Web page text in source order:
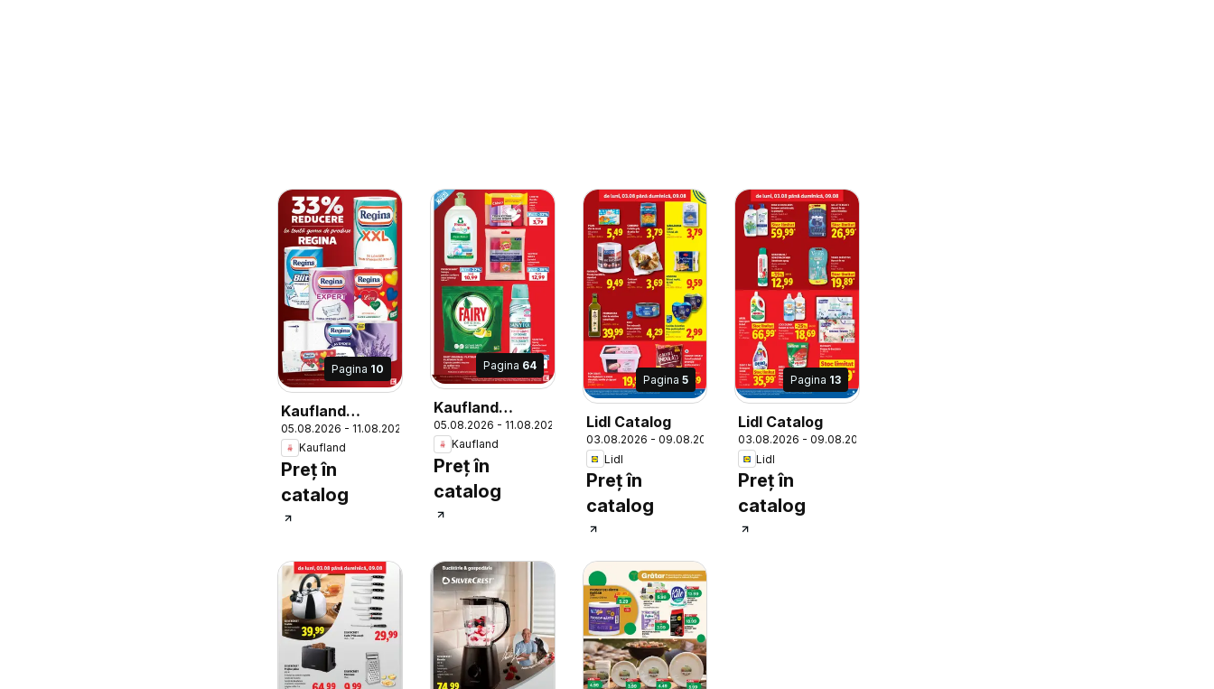
Pagina 10
Kaufland
Catalog
05.08.2026 - 11.08.2026
Kaufland
Preț în
catalog
Pagina 64
Kaufland
Catalog
05.08.2026 - 11.08.2026
Kaufland
Preț în
catalog
Pagina5
Lidl Catalog
03.08.2026 - 09.08.2026
Lidl
Preț în
catalog
Pagina 13
Lidl Catalog
03.08.2026 - 09.08.2026
Lidl
Preț în
catalog